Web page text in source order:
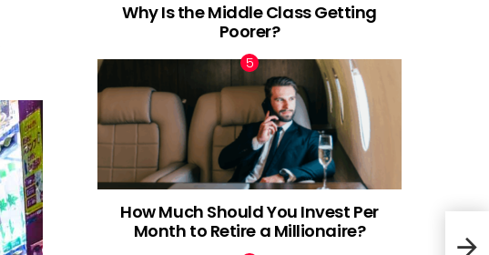
12
Why Is the Middle Class Getting
Poorer?
How Much Should You Invest Per
Month to Retire a Millionaire?